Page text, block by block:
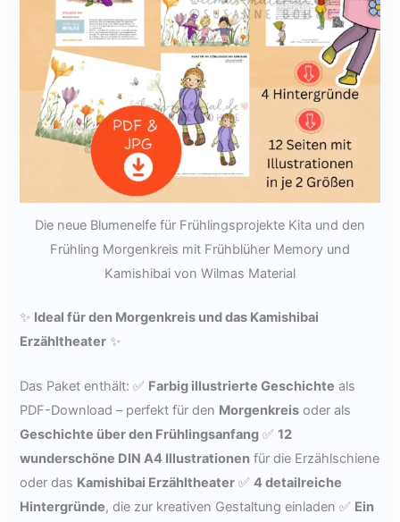
Die neue Blumenelfe für Frühlingsprojekte Kita und den
Frühling Morgenkreis mit Frühblüher Memory und
Kamishibai von Wilmas Material
✨ Ideal für den Morgenkreis und das Kamishibai
Erzähltheater ✨
Das Paket enthält: ✅ Farbig illustrierte Geschichte als
PDF-Download – perfekt für den Morgenkreis oder als
Geschichte über den Frühlingsanfang ✅12
wunderschöne DIN A4 Illustrationen für die Erzählschiene
oder das Kamishibai Erzähltheater ✅4 detailreiche
Hintergründe, die zur kreativen Gestaltung einladen ✅ Ein